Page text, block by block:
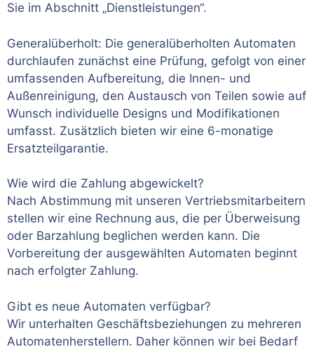
Sie im Abschnitt „Dienstleistungen“.
Generalüberholt: Die generalüberholten Automaten
durchlaufen zunächst eine Prüfung, gefolgt von einer
umfassenden Aufbereitung, die Innen- und
Außenreinigung, den Austausch von Teilen sowie auf
Wunsch individuelle Designs und Modifikationen
umfasst. Zusätzlich bieten wir eine 6-monatige
Ersatzteilgarantie.
Wie wird die Zahlung abgewickelt?
Nach Abstimmung mit unseren Vertriebsmitarbeitern
stellen wir eine Rechnung aus, die per Überweisung
oder Barzahlung beglichen werden kann. Die
Vorbereitung der ausgewählten Automaten beginnt
nach erfolgter Zahlung.
Gibt es neue Automaten verfügbar?
Wir unterhalten Geschäftsbeziehungen zu mehreren
Automatenherstellern. Daher können wir bei Bedarf